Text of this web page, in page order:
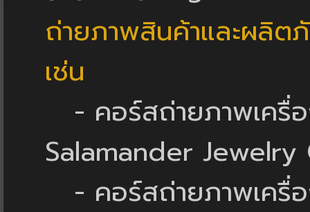
ถ่ายภาพสินค้าและผลิ
เช่น
- คอร์สถ่ายภาพเครื่
Salamander
- คอร์สถ่ายภาพเครื่